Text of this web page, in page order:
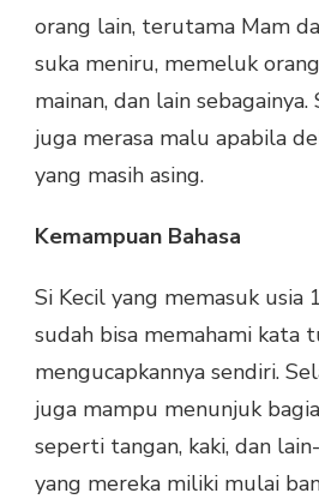
orang lain, terutama Mam
suka meniru, memeluk
mainan, dan lain
juga merasa malu apabila
yang masih asing.
Kemampuan Bahasa
Si Kecil yang memasuk usia
sudah bisa memahami kata
mengucapkannya sendiri.
juga mampu menunjuk
seperti tangan, kaki, dan
yang mereka miliki mulai